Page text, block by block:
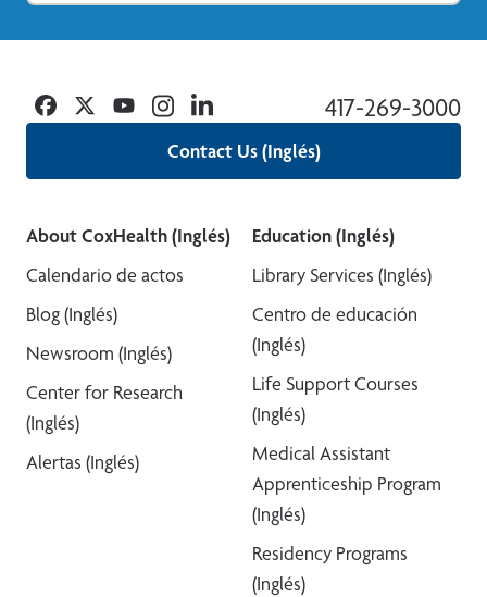
Contact Us (Inglés)
417-269-3000
Facebook
TwitterYouTubeInstagramLinkedin
About CoxHealth (Inglés)
Calendario de actos
Blog (Inglés)
Newsroom (Inglés)
Center for Research
(Inglés)
Alertas (Inglés)
Education (Inglés)
Library Services (Inglés)
Centro de educación
(Inglés)
Life Support Courses
(Inglés)
Medical Assistant
Apprenticeship Program
(Inglés)
Residency Programs
(Inglés)